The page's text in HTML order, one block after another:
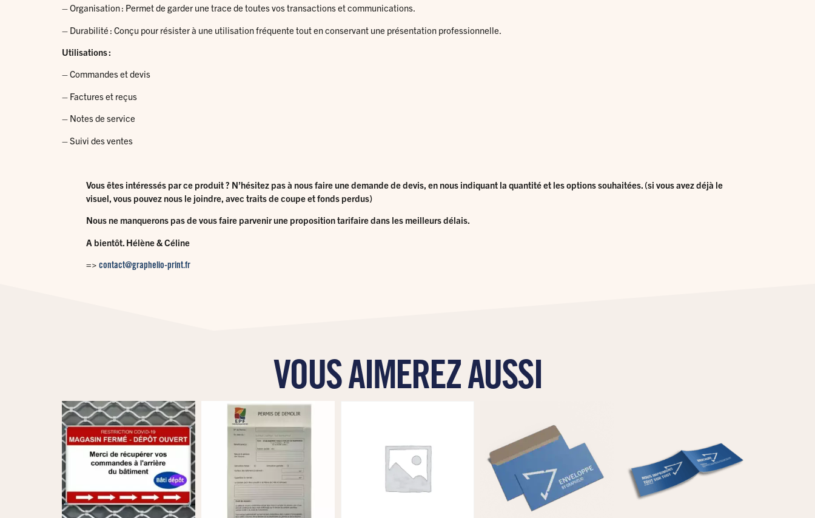
– Organisation : Permet de garder une trace de toutes vos transactions et communications.
– Durabilité : Conçu pour résister à une utilisation fréquente tout en conservant une présentation professionnelle.
Utilisations :
– Commandes et devis
– Factures et reçus
– Notes de service
– Suivi des ventes
Vous êtes intéressés par ce produit ? N’hésitez pas à nous faire une demande de devis, en nous indiquant la quantité et les options souhaitées. (si vous avez déjà le
visuel, vous pouvez nous le joindre, avec traits de coupe et fonds perdus)
Nous ne manquerons pas de vous faire parvenir une proposition tarifaire dans les meilleurs délais.
A bientôt. Hélène & Céline
=> contact@graphelio-print.fr
VOUS AIMEREZ AUSSI